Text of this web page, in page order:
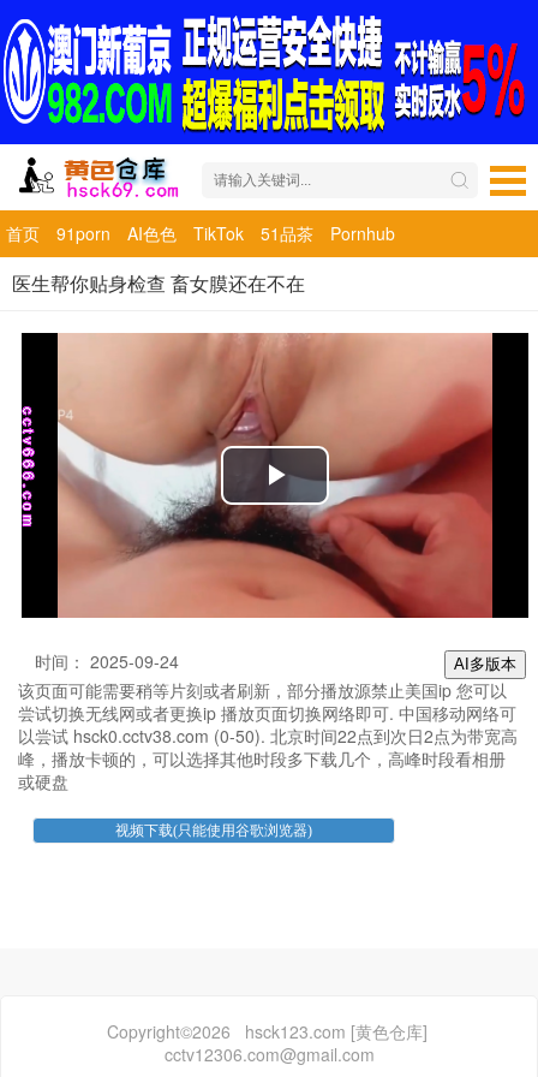
首页 91porn AI色色 TikTok 51品茶 Pornhub
医生帮你贴身检查 畜女膜还在不在
AI多版本
时间： 2025-09-24
该页面可能需要稍等片刻或者刷新，部分播放源禁止美国ip 您可以
尝试切换无线网或者更换ip 播放页面切换网络即可. 中国移动网络可
以尝试 hsck0.cctv38.com (0-50). 北京时间22点到次日2点为带宽高
峰，播放卡顿的，可以选择其他时段多下载几个，高峰时段看相册
或硬盘
Copyright©2026 hsck123.com [黄色仓库]
cctv12306.com@gmail.com